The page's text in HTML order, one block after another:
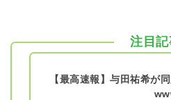
注目記
【最高速報】与田祐希が